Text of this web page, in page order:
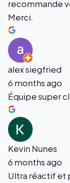
recommande
Merci.
alex siegfried
6 months ago
Équipe super
Kevin Nunes
6 months ago
Ultra réactif et